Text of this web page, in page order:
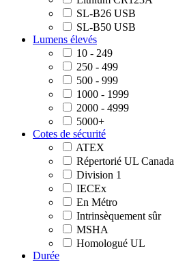
SL-B26 USB
SL-B50 USB
Lumens élevés
10 - 249
250 - 499
500 - 999
1000 - 1999
2000 - 4999
5000+
Cotes de sécurité
ATEX
Répertorié UL Canada
Division 1
IECEx
En Métro
Intrinsèquement sûr
MSHA
Homologué UL
Durée